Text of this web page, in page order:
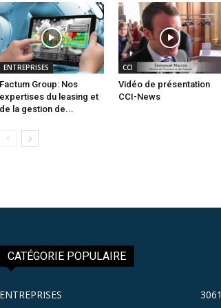
ENTREPRISES
Factum Group: Nos
expertises du leasing et
de la gestion de...
CCI
Vidéo de présentation
CCI-News
CATÉGORIE POPULAIRE
ENTREPRISES 3061